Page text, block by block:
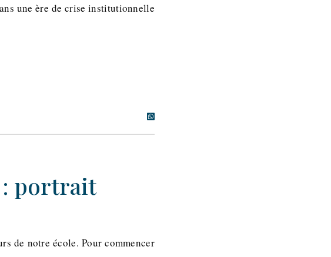
une ère de crise institutionnelle
: portrait
de notre école. Pour commencer